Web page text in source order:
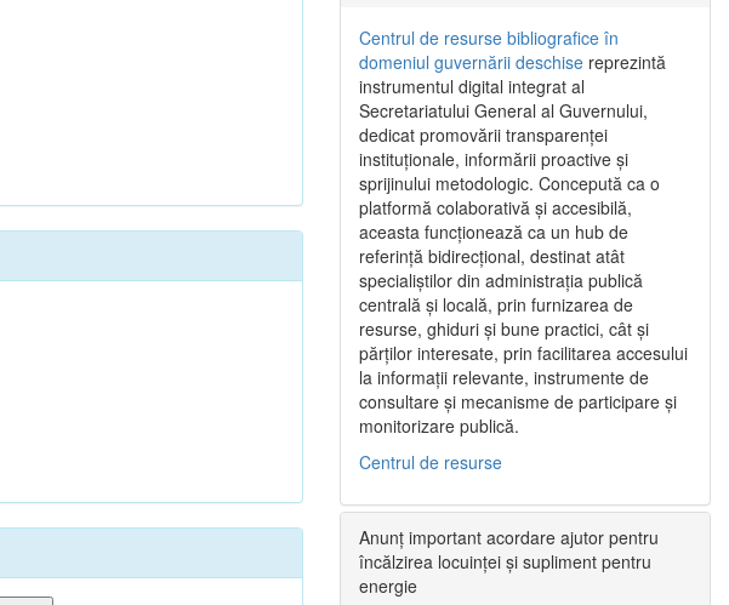
Centrul de resurse bibliografice în
domeniul guvernării deschise reprezintă
instrumentul digital integrat al
Secretariatului General al Guvernului,
dedicat promovării transparenței
instituționale, informării proactive și
sprijinului metodologic. Concepută ca o
platformă colaborativă și accesibilă,
aceasta funcționează ca un hub de
referință bidirecțional, destinat atât
specialiștilor din administrația publică
centrală și locală, prin furnizarea de
resurse, ghiduri și bune practici, cât și
părților interesate, prin facilitarea accesului
la informații relevante, instrumente de
consultare și mecanisme de participare și
monitorizare publică.
Centrul de resurse
Anunț important acordare ajutor pentru
încălzirea locuinței și supliment pentru
energie